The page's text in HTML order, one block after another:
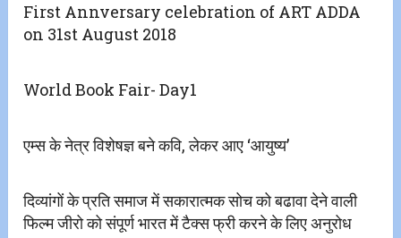
First Annversary celebration of ART ADDA
on 31st August 2018
World Book Fair- Day1
एम्स के नेत्र विशेषज्ञ बने कवि, लेकर आए ‘आयुष्य’
दिव्यांगों के प्रति समाज में सकारात्मक सोच को बढावा देने वाली
फिल्म जीरो को संपूर्ण भारत में टैक्स फ्री करने के लिए अनुरोध